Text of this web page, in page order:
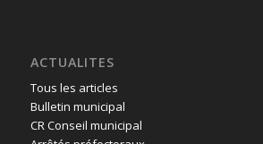
ACTUALITES
Tous les articles
Bulletin municipal
CR Conseil municipal